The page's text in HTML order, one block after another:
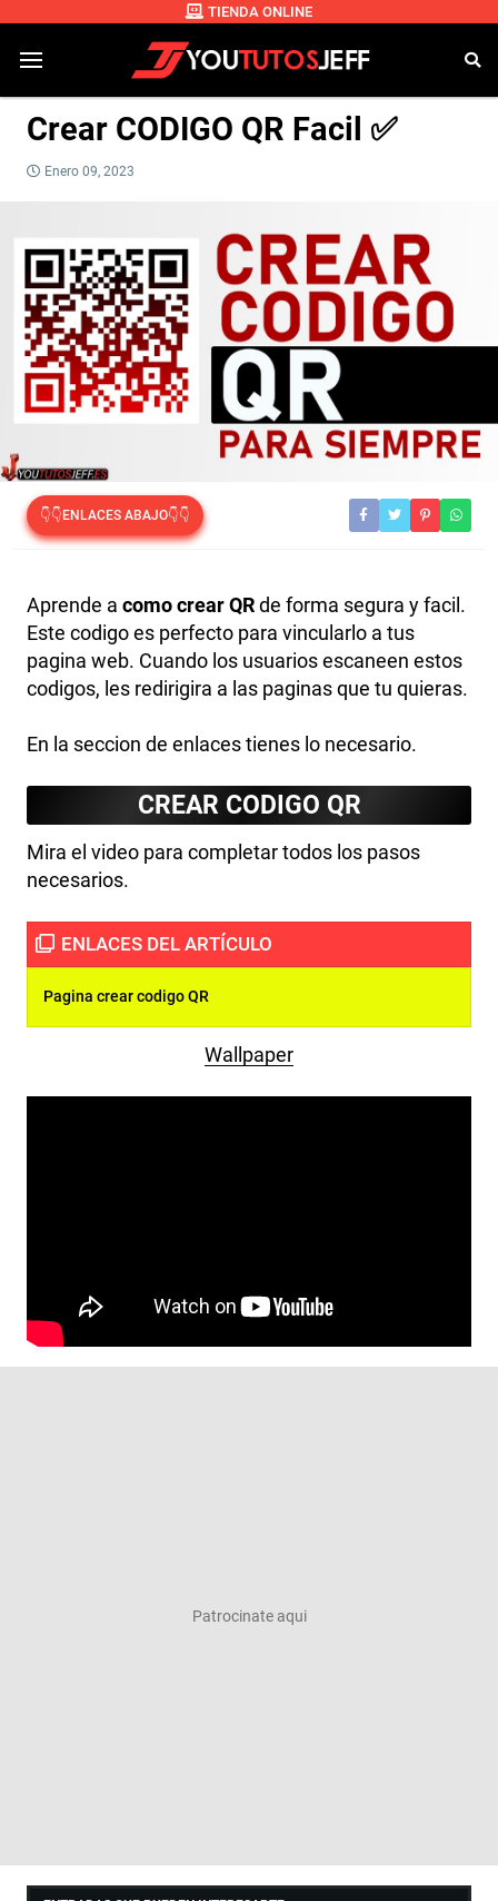
TIENDA ONLINE
Crear CODIGO QR Facil ✅
Enero 09, 2023
👇👇ENLACES ABAJO👇👇
Aprende a como crear QRde forma segura y facil.
Este codigo es perfecto para vincularlo a tus
pagina web. Cuando los usuarios escaneen estos
codigos, les redirigira a las paginas que tu quieras.
En la seccion de enlaces tienes lo necesario.
CREAR CODIGO QR
Mira el video para completar todos los pasos
necesarios.
Pagina crear codigo QR
Wallpaper